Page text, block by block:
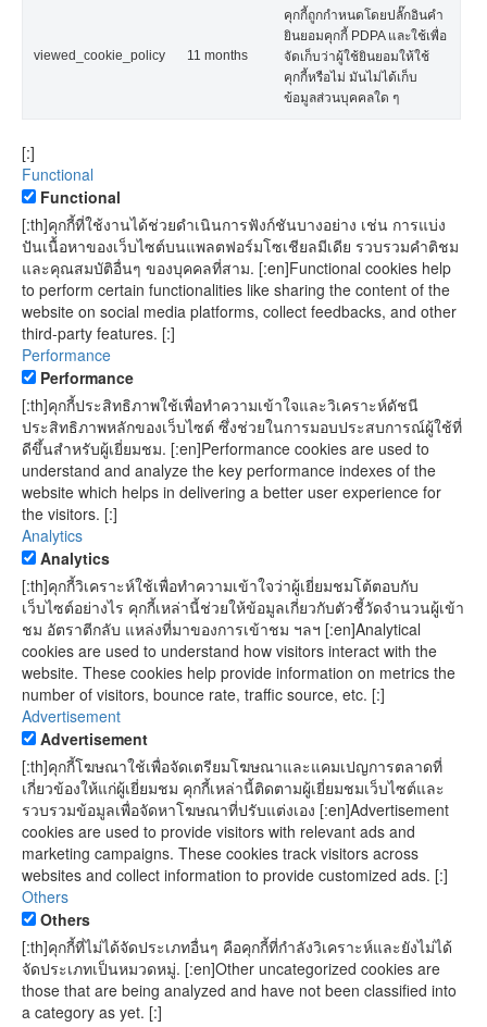
viewed_cookie_policy 11 months
คุกกี้ถูกกำหนดโดยปลั๊กอินคำ
ยินยอมคุกกี้ PDPA และใช้เพื่อ
จัดเก็บว่าผู้ใช้ยินยอมให้ใช้
คุกกี้หรือไม่ มันไม่ได้เก็บ
ข้อมูลส่วนบุคคลใด ๆ
[:]
Functional
Functional
[:th]คุกกี้ที่ใช้งานได้ช่วยดำเนินการฟังก์ชันบางอย่าง เช่น การแบ่ง
ปันเนื้อหาของเว็บไซต์บนแพลตฟอร์มโซเชียลมีเดีย รวบรวมคำติชม
และคุณสมบัติอื่นๆ ของบุคคลที่สาม. [:en]Functional cookies help
to perform certain functionalities like sharing the content of the
website on social media platforms, collect feedbacks, and other
third-party features. [:]
Performance
Performance
[:th]คุกกี้ประสิทธิภาพใช้เพื่อทำความเข้าใจและวิเคราะห์ดัชนี
ประสิทธิภาพหลักของเว็บไซต์ ซึ่งช่วยในการมอบประสบการณ์ผู้ใช้ที่
ดีขึ้นสำหรับผู้เยี่ยมชม. [:en]Performance cookies are used to
understand and analyze the key performance indexes of the
website which helps in delivering a better user experience for
the visitors. [:]
Analytics
Analytics
[:th]คุกกี้วิเคราะห์ใช้เพื่อทำความเข้าใจว่าผู้เยี่ยมชมโต้ตอบกับ
เว็บไซต์อย่างไร คุกกี้เหล่านี้ช่วยให้ข้อมูลเกี่ยวกับตัวชี้วัดจำนวนผู้เข้า
ชม อัตราตีกลับ แหล่งที่มาของการเข้าชม ฯลฯ [:en]Analytical
cookies are used to understand how visitors interact with the
website. These cookies help provide information on metrics the
number of visitors, bounce rate, traffic source, etc. [:]
Advertisement
Advertisement
[:th]คุกกี้โฆษณาใช้เพื่อจัดเตรียมโฆษณาและแคมเปญการตลาดที่
เกี่ยวข้องให้แก่ผู้เยี่ยมชม คุกกี้เหล่านี้ติดตามผู้เยี่ยมชมเว็บไซต์และ
รวบรวมข้อมูลเพื่อจัดหาโฆษณาที่ปรับแต่งเอง [:en]Advertisement
cookies are used to provide visitors with relevant ads and
marketing campaigns. These cookies track visitors across
websites and collect information to provide customized ads. [:]
Others
Others
[:th]คุกกี้ที่ไม่ได้จัดประเภทอื่นๆ คือคุกกี้ที่กำลังวิเคราะห์และยังไม่ได้
จัดประเภทเป็นหมวดหมู่. [:en]Other uncategorized cookies are
those that are being analyzed and have not been classified into
a category as yet. [:]